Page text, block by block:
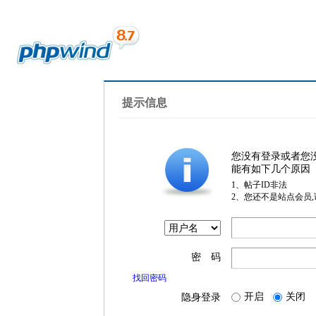
提示信息
您没有登录或者您
能有如下几个原因
1、帖子ID非法
2、您还不是站点会员
密 码
找回密码
隐身登录 开启 关闭